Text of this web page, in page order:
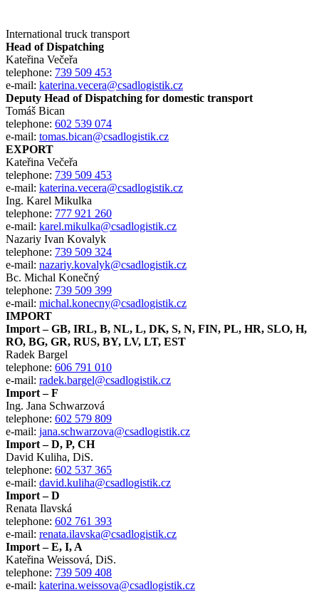
International truck transport
Head of Dispatching
Kateřina Večeřa
telephone: 739 509 453
e-mail: katerina.vecera@csadlogistik.cz
Deputy Head of Dispatching for domestic transport
Tomáš Bican
telephone: 602 539 074
e-mail: tomas.bican@csadlogistik.cz
EXPORT
Kateřina Večeřa
telephone: 739 509 453
e-mail: katerina.vecera@csadlogistik.cz
Ing. Karel Mikulka
telephone: 777 921 260
e-mail: karel.mikulka@csadlogistik.cz
Nazariy Ivan Kovalyk
telephone: 739 509 324
e-mail: nazariy.kovalyk@csadlogistik.cz
Bc. Michal Konečný
telephone: 739 509 399
e-mail: michal.konecny@csadlogistik.cz
IMPORT
Import – GB, IRL, B, NL, L, DK, S, N, FIN, PL, HR, SLO, H,
RO, BG, GR, RUS, BY, LV, LT, EST
Radek Bargel
telephone: 606 791 010
e-mail: radek.bargel@csadlogistik.cz
Import – F
Ing. Jana Schwarzová
telephone: 602 579 809
e-mail: jana.schwarzova@csadlogistik.cz
Import – D, P, CH
David Kuliha, DiS.
telephone: 602 537 365
e-mail: david.kuliha@csadlogistik.cz
Import – D
Renata Ilavská
telephone: 602 761 393
e-mail: renata.ilavska@csadlogistik.cz
Import – E, I, A
Kateřina Weissová, DiS.
telephone: 739 509 408
e-mail: katerina.weissova@csadlogistik.cz